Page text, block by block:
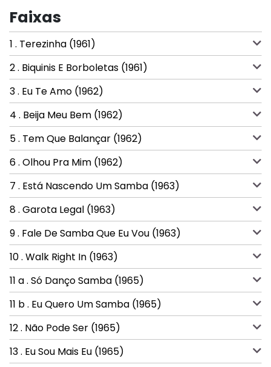
Faixas
1 . Terezinha (1961)
2 . Biquinis E Borboletas (1961)
3 . Eu Te Amo (1962)
4 . Beija Meu Bem (1962)
5 . Tem Que Balançar (1962)
6 . Olhou Pra Mim (1962)
7 . Está Nascendo Um Samba (1963)
8 . Garota Legal (1963)
9 . Fale De Samba Que Eu Vou (1963)
10 . Walk Right In (1963)
11 a . Só Danço Samba (1965)
11 b . Eu Quero Um Samba (1965)
12 . Não Pode Ser (1965)
13 . Eu Sou Mais Eu (1965)